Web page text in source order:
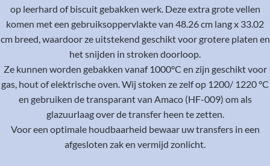
op leerhard of biscuit gebakken werk. Deze extra grote vellen
komen met een gebruiksoppervlakte van 48.26 cm lang x 33.02
cm breed, waardoor ze uitstekend geschikt voor grotere platen en
het snijden in stroken doorloop.
Ze kunnen worden gebakken vanaf 1000°C en zijn geschikt voor
gas, hout of elektrische oven. Wij stoken ze zelf op 1200/ 1220 °C
en gebruiken de transparant van Amaco (HF-009) om als
glazuurlaag over de transfer heen te zetten.
Voor een optimale houdbaarheid bewaar uw transfers in een
afgesloten zak en vermijd zonlicht.